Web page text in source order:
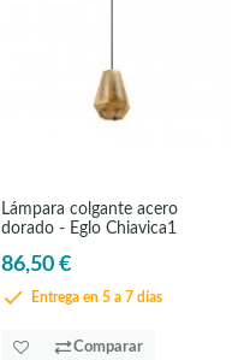
Lámpara colgante acero
dorado - Eglo Chiavica1
86,50 €
Entrega en 5 a 7 días
Comparar